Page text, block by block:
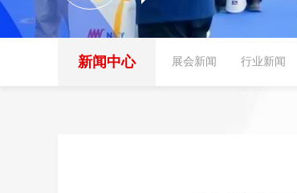
新闻中心 展会新闻 行业新闻